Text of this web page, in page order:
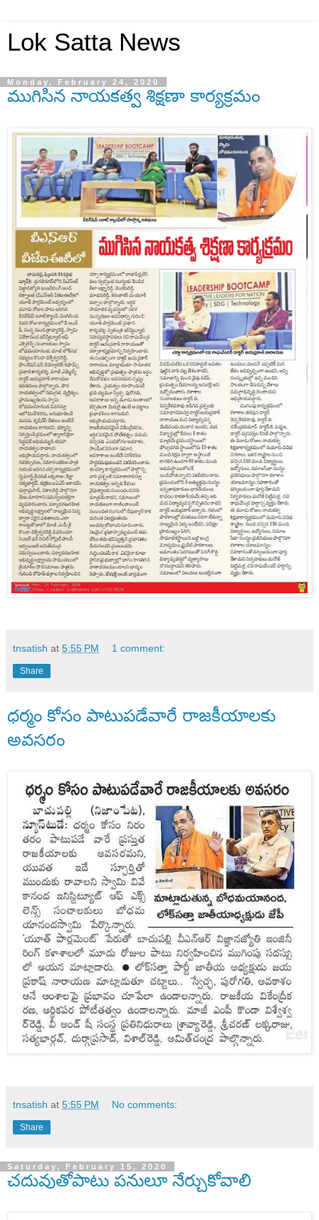
Lok Satta News
Monday, February 24, 2020
ముగిసిన నాయకత్వ శిక్షణా కార్యక్రమం
tnsatish at 5:55 PM 1 comment:
Share
ధర్మం కోసం పాటుపడేవారే రాజకీయాలకు
అవసరం
tnsatish at 5:55 PM No comments:
Share
Saturday, February 15, 2020
చదువుతోపాటు పనులూ నేర్చుకోవాలి